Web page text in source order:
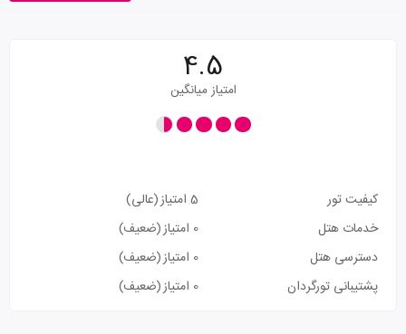
4.5
امتیاز میانگین
کیفیت تور 5 امتیاز
(عالی)
خدمات هتل
0 امتیاز
(ضعیف)
دسترسی هتل
0 امتیاز
(ضعیف)
پشتیبانی تورگردان
0 امتیاز (ضعیف)